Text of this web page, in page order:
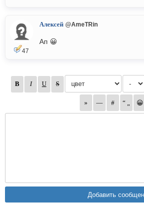
47
Алексей @AmeTRin
Ап 😀